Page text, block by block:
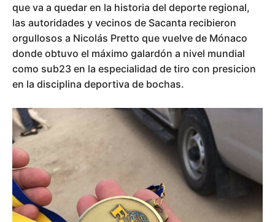
que va a quedar en la historia del deporte regional,
las autoridades y vecinos de Sacanta recibieron
orgullosos a Nicolás Pretto que vuelve de Mónaco
donde obtuvo el máximo galardón a nivel mundial
como sub23 en la especialidad de tiro con presicion
en la disciplina deportiva de bochas.